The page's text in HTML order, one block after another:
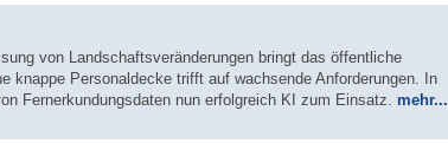
von Landschaftsveränderungen bringt das öffentliche
knappe Personaldecke trifft auf wachsende Anforderungen. In
Fernerkundungsdaten nun erfolgreich KI zum Einsatz. mehr...